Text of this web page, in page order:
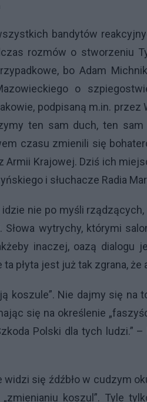
bandytów
rozmów o stworzeniu
bo Adam
o
podpisaną m.in. przez
ten sam duch, ten sam
czasu zmienili się
Armii Krajowej. Dziś ich
i słuchacze Radia
nie po myśli
wytrychy, którymi
inaczej, oazą dialogu
płyta jest już tak zgrana, że
koszule”. Nie dajmy się na
się na określenie
Polski dla tych ludzi.”
się źdźbło w cudzym
koszul”. Tyle